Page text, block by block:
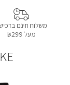
משלוח חינם
מעל ₪299